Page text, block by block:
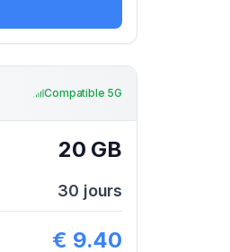
Compatible 5G
20 GB
30 jours
€ 9.40